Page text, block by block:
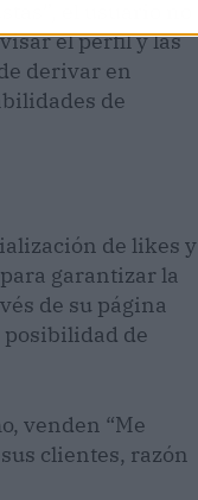
el usuario no
el perfil y las
derivar en
de
de likes y
garantizar la
de su página
posibilidad de
venden “Me
clientes, razón